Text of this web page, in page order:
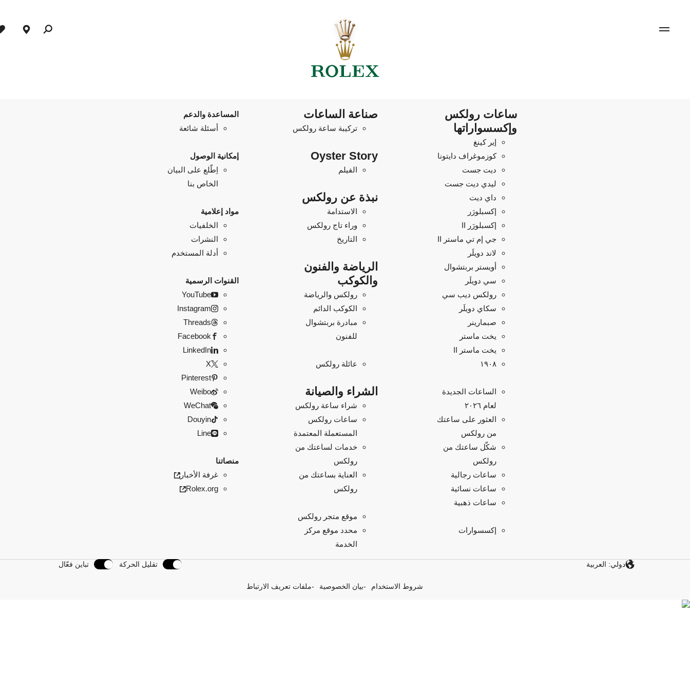
ساعات رولكس
وإكسسواراتها
إير كينغ
كوزموغراف دايتونا
ديت جست
ليدي ديت جست
داي ديت
إكسبلورَر
إكسبلورَر II
جي إم تي ماستر II
لاند دويلَر
أويستر بربتشوال
سي دويلَر
رولكس ديب سي
سكاي دويلَر
صبمارينر
يخت ماستر
يخت ماستر II
۱۹۰۸
الساعات الجديدة
لعام ٢٠٢٦
العثور على ساعتك
من رولكس
شكّل ساعتك من
رولكس
ساعات رجالية
ساعات نسائية
ساعات ذهبية
إكسسوارات
صناعة الساعات
تركيبة ساعة رولكس
Oyster Story
الفيلم
نبذة عن رولكس
الاستدامة
وراء تاج رولكس
التاريخ
الرياضة والفنون
والكوكب
رولكس والرياضة
الكوكب الدائم
مبادرة بربتشوال
للفنون
عائلة رولكس
الشراء والصيانة
شراء ساعة رولكس
ساعات رولكس
المستعملة المعتمدة
خدمات لساعتك من
رولكس
العناية بساعتك من
رولكس
موقع متجر رولكس
محدد موقع مركز
الخدمة
المساعدة والدعم
أسئلة شائعة
إمكانية الوصول
اِطّلع على البيان
الخاص بنا
مواد إعلامية
الخلفيات
النشرات
أدلة المستخدم
القنوات الرسمية
YouTube
Instagram
Threads
Facebook
LinkedIn
X
Pinterest
Weibo
WeChat
Douyin
Line
منصاتنا
غرفة الأخبار
Rolex.org
دولي: العربية تقليل الحركة تباين فعّال
شروط الاستخدام بيان الخصوصية ملفات تعريف الارتباط